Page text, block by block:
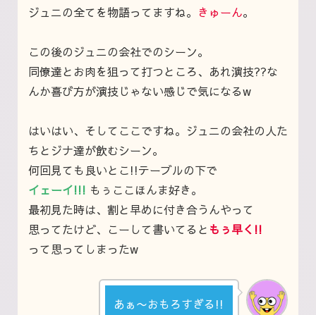
ジュニの全てを物語ってますね。 きゅーん。
この後のジュニの会社でのシーン。
同僚達とお肉を狙って打つところ、あれ演技??な
んか喜び方が演技じゃない感じで気になるw
はいはい、そしてここですね。ジュニの会社の人た
ちとジナ達が飲むシーン。
何回見ても良いとこ!!テーブルの下で
イェーイ!!! もぅここほんま好き。
最初見た時は、割と早めに付き合うんやって
思ってたけど、こーして書いてると もぅ早く!!
って思ってしまったw
あぁ〜おもろすぎる!!